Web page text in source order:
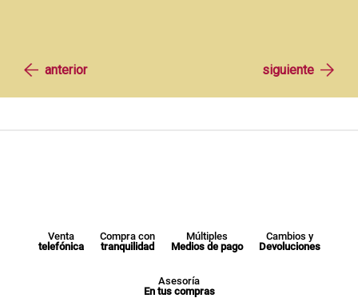
Venta
telefónica
Compra con
tranquilidad
Múltiples
Medios de pago
Cambios y
Devoluciones
Asesoría
En tus compras